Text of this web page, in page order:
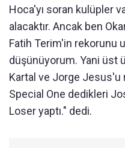
Hoca'yı soran kulüpler
alacaktır. Ancak ben
Fatih Terim'in rekorunu
düşünüyorum. Yani üst
Kartal ve Jorge Jesus'u
Special One dedikleri
Loser yaptı." dedi.